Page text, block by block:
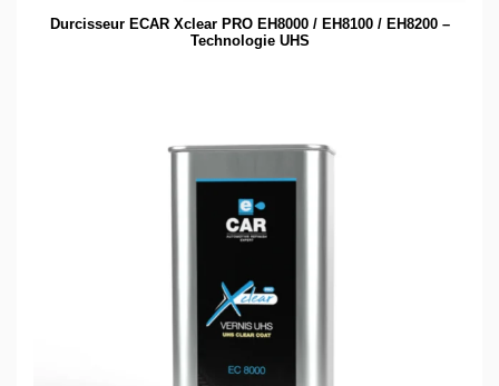
Durcisseur ECAR Xclear PRO EH8000 / EH8100 / EH8200 –
Technologie UHS